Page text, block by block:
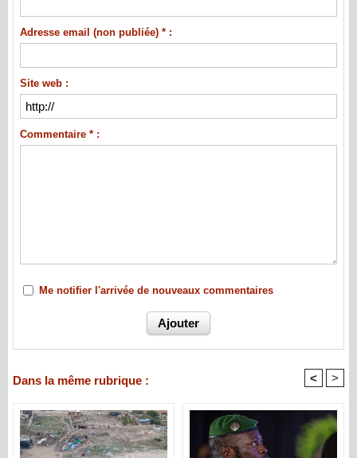
Adresse email (non publiée) * :
Site web :
Commentaire * :
Me notifier l'arrivée de nouveaux commentaires
Dans la même rubrique : < >